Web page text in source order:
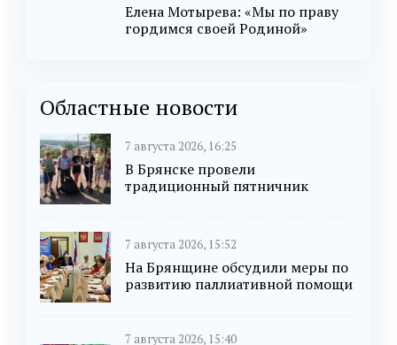
Елена Мотырева: «Мы по праву
гордимся своей Родиной»
Областные новости
7 августа 2026, 16:25
В Брянске провели
традиционный пятничник
7 августа 2026, 15:52
На Брянщине обсудили меры по
развитию паллиативной помощи
7 августа 2026, 15:40